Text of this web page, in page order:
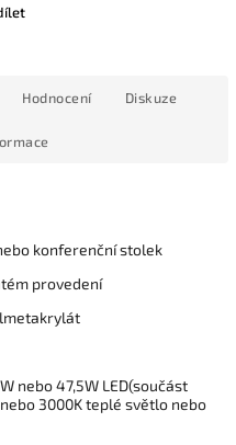
Hodnocení Diskuze
konferenční stolek
provedení
nebo 47,5W LED(součást
3000K teplé světlo nebo